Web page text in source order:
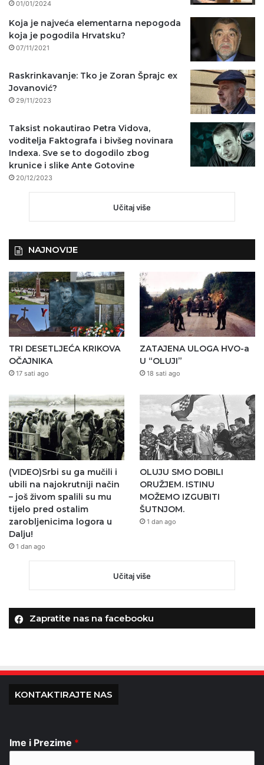
01/01/2024
Koja je najveća elementarna nepogoda
koja je pogodila Hrvatsku?
07/11/2021
Raskrinkavanje: Tko je Zoran Šprajc ex
Jovanović?
29/11/2023
Taksist nokautirao Petra Vidova,
voditelja Faktografa i bivšeg novinara
Indexa. Sve se to dogodilo zbog
krunice i slike Ante Gotovine
20/12/2023
Učitaj više
NAJNOVIJE
TRI DESETLJEĆA KRIKOVA
OČAJNIKA
17 sati ago
ZATAJENA ULOGA HVO-a
U “OLUJI”
18 sati ago
(VIDEO)Srbi su ga mučili i
ubili na najokrutniji način
– još živom spalili su mu
tijelo pred ostalim
zarobljenicima logora u
Dalju!
1 dan ago
OLUJU SMO DOBILI
ORUŽJEM. ISTINU
MOŽEMO IZGUBITI
ŠUTNJOM.
1 dan ago
Učitaj više
Zapratite nas na facebooku
KONTAKTIRAJTE NAS
Ime i Prezime *